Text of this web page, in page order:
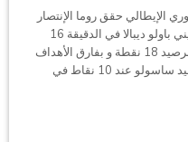
الإيطالي حقق روما الإنتصار
على ساسولو بفضل هدف الجناح الأرجنتيني باولو ديبالا في الدقيقة 16
إنتصار إرتقى به روما إلى المركز الثاني برصيد 18 نقطة و بفارق الأهداف
فقط على المتصدر نابولي فيما تجمد رصيد ساسولو عند 10 نقاط في